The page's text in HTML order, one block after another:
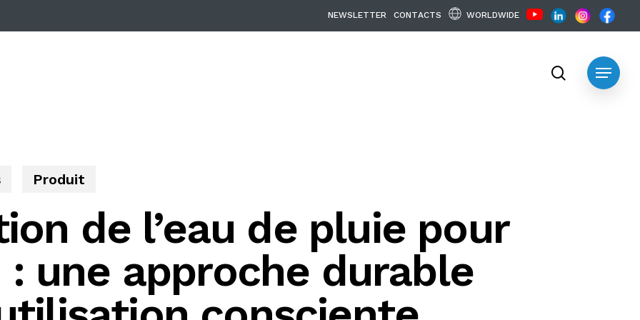
NEWSLETTER CONTACTS WORLDWIDE
Menu
search
Produit
de l’eau de pluie pour
: une approche durable